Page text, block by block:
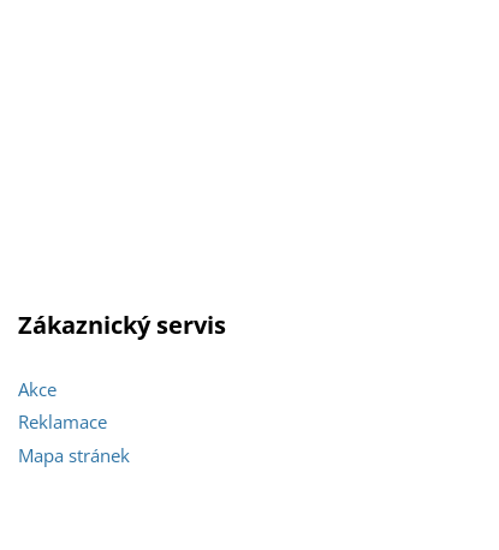
Zákaznický servis
Akce
Reklamace
Mapa stránek